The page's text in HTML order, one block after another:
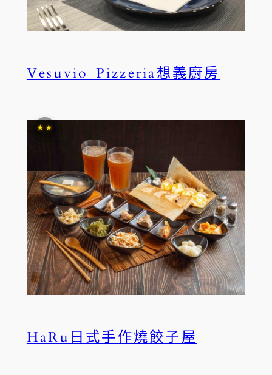
Vesuvio Pizzeria想義廚房
HaRu日式手作燒餃子屋
★★